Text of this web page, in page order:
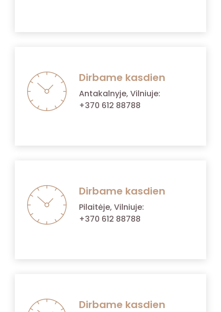
Dirbame kasdien
Antakalnyje, Vilniuje:
+370 612 88788
Dirbame kasdien
Pilaitėje, Vilniuje:
+370 612 88788
Dirbame kasdien